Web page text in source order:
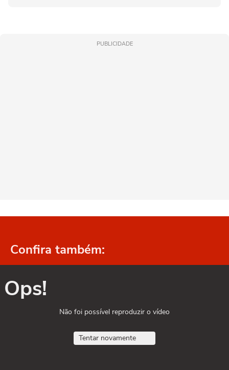
PUBLICIDADE
Confira também:
Ops!
Não foi possível reproduzir o vídeo
Tentar novamente